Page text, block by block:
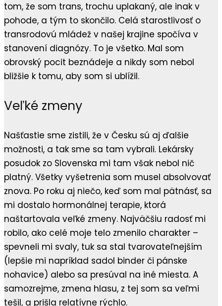
tom, že som trans, trochu uplakaný, ale inak v
pohode, a tým to skončilo. Celá starostlivosť o
transrodovú mládež v našej krajine spočíva v
stanovení diagnózy. To je všetko. Mal som
obrovský pocit beznádeje a nikdy som nebol
bližšie k tomu, aby som si ublížil.
Veľké zmeny
Našťastie sme zistili, že v Česku sú aj ďalšie
možnosti, a tak sme sa tam vybrali. Lekársky
posudok zo Slovenska mi tam však nebol nič
platný. Všetky vyšetrenia som musel absolvovať
znova. Po roku aj niečo, keď som mal pätnásť, sa
mi dostalo hormonálnej terapie, ktorá
naštartovala veľké zmeny. Najväčšiu radosť mi
robilo, ako celé moje telo zmenilo charakter –
spevneli mi svaly, tuk sa stal tvarovateľnejším
(lepšie mi napríklad sadol binder či pánske
nohavice) alebo sa presúval na iné miesta. A
samozrejme, zmena hlasu, z tej som sa veľmi
tešil, a prišla relatívne rýchlo.